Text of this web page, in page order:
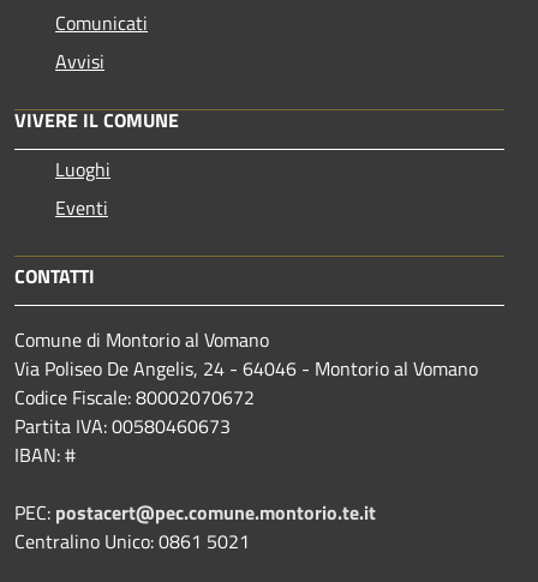
Comunicati
Avvisi
VIVERE IL COMUNE
Luoghi
Eventi
CONTATTI
Comune di Montorio al Vomano
Via Poliseo De Angelis, 24 - 64046 - Montorio al Vomano
Codice Fiscale: 80002070672
Partita IVA: 00580460673
IBAN: #
PEC: postacert@pec.comune.montorio.te.it
Centralino Unico: 0861 5021